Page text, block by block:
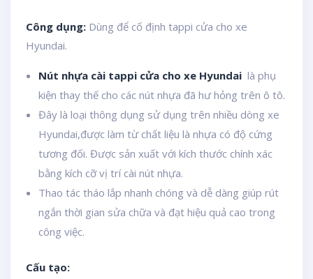
Công dụng: Dùng để cố định tappi cửa cho xe
Hyundai.
Nút nhựa cài tappi cửa cho xe Hyundai là phụ
kiện thay thế cho các nút nhựa đã hư hỏng trên ô tô.
Đây là loại thông dụng sử dụng trên nhiều dòng xe
Hyundai,được làm từ chất liệu là nhựa có độ cứng
tương đối. Được sản xuất với kích thước chính xác
bằng kích cỡ vị trí cài nút nhựa.
Thao tác tháo lắp nhanh chóng và dễ dàng giúp rút
ngắn thời gian sửa chữa và đạt hiệu quả cao trong
công việc.
Cấu tạo: